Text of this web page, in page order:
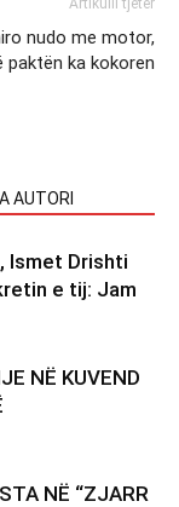
Artikulli tjetër
nudo me motor,
paktën ka kokoren
AUTORI
Ismet Drishti
e tij: Jam
NË KUVEND
NË “ZJARR